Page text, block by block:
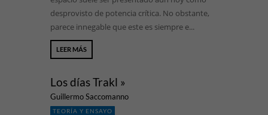
desprovisto de potencia crítica. No obstante,
parece innegable que este es siempre e...
LEER MÁS
Los días Trakl »
Guillermo Saccomanno
TEORÍA Y ENSAYO